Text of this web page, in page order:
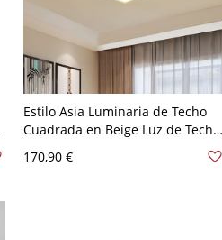
Estilo Asia Luminaria de Techo
Cuadrada en Beige Luz de Techo
LED de Madera para Dormitorio -
Madera 110 A 120 V 54,61 cm
170,90 €